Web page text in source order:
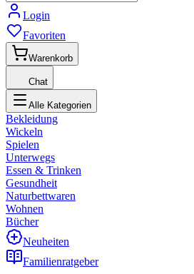
Login
Favoriten
Warenkorb
Chat
Alle Kategorien
Bekleidung
Wickeln
Spielen
Unterwegs
Essen & Trinken
Gesundheit
Naturbettwaren
Wohnen
Bücher
Neuheiten
Familienratgeber